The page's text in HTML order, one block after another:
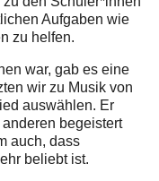
Aufgaben wie
zu helfen.
war, gab es eine
wir zu Musik von
auswählen. Er
begeistert
auch, dass
beliebt ist.